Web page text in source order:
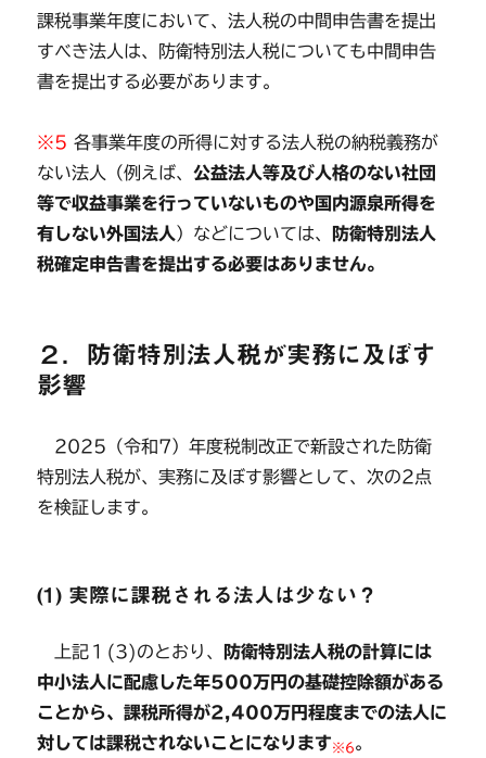
課税事業年度において、法人税の中間申告書を提出
すべき法人は、防衛特別法人税についても中間申告
書を提出する必要があります。
※5 各事業年度の所得に対する法人税の納税義務が
ない法人（例えば、公益法人等及び人格のない社団
等で収益事業を行っていないものや国内源泉所得を
有しない外国法人 ）などについては、
防衛特別法人
税確定申告書を提出する必要はありません。
２．防衛特別法人税が実務に及ぼす
影響
2025（令和7）年度税制改正で新設された防衛
特別法人税が、実務に及ぼす影響として、次の2点
を検証します。
(1) 実際に課税される法人は少ない？
上記１(3)のとおり、
防衛特別法人税の計算には
中小法人に配慮した年500万円の基礎控除額がある
ことから、課税所得が2,400万円程度までの法人に
対しては課税されないことになります※6。